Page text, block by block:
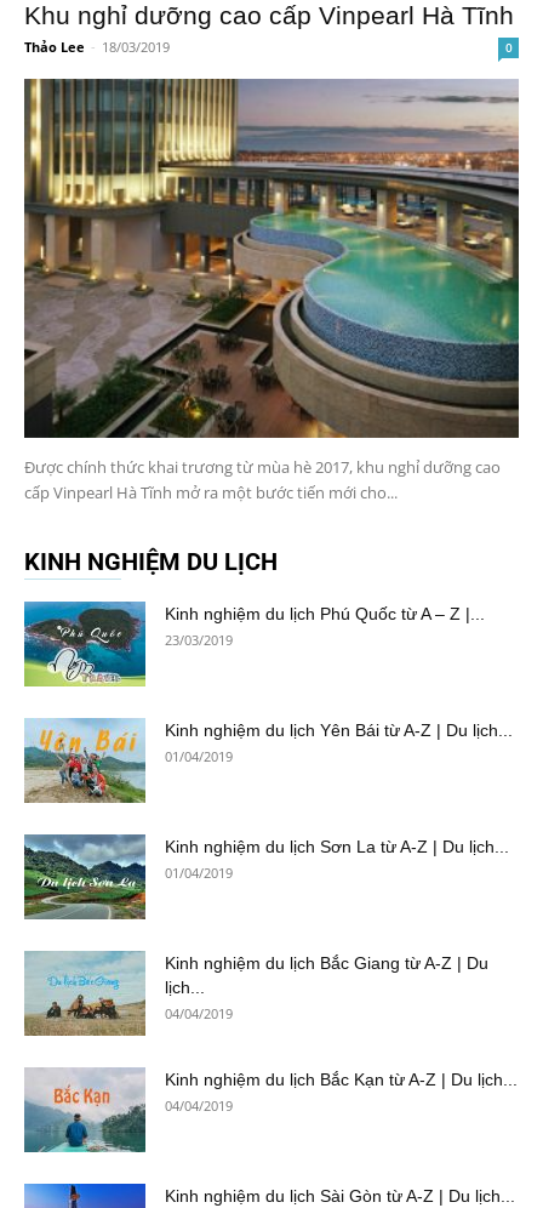
Khu nghỉ dưỡng cao cấp Vinpearl Hà Tĩnh
Thảo Lee - 18/03/2019 0
Được chính thức khai trương từ mùa hè 2017, khu nghỉ dưỡng cao
cấp Vinpearl Hà Tĩnh mở ra một bước tiến mới cho...
KINH NGHIỆM DU LỊCH
Kinh nghiệm du lịch Phú Quốc từ A – Z |...
23/03/2019
Kinh nghiệm du lịch Yên Bái từ A-Z | Du lịch...
01/04/2019
Kinh nghiệm du lịch Sơn La từ A-Z | Du lịch...
01/04/2019
Kinh nghiệm du lịch Bắc Giang từ A-Z | Du
lịch...
04/04/2019
Kinh nghiệm du lịch Bắc Kạn từ A-Z | Du lịch...
04/04/2019
Kinh nghiệm du lịch Sài Gòn từ A-Z | Du lịch...